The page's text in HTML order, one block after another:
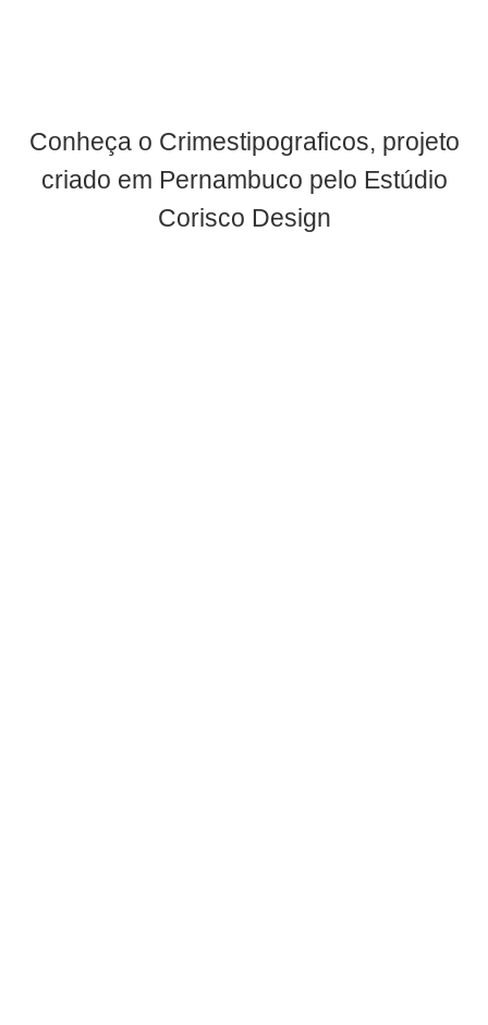
Conheça o Crimestipograficos, projeto
criado em Pernambuco pelo Estúdio
Corisco Design